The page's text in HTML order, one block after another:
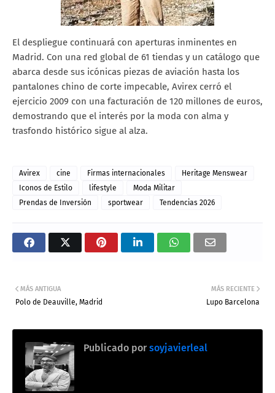
El despliegue continuará con aperturas inminentes en
Madrid. Con una red global de 61 tiendas y un catálogo que
abarca desde sus icónicas piezas de aviación hasta los
pantalones chino de corte impecable, Avirex cerró el
ejercicio 2009 con una facturación de 120 millones de euros,
demostrando que el interés por la moda con alma y
trasfondo histórico sigue al alza.
Avirex cine Firmas internacionales
Heritage Menswear
Iconos de Estilo
lifestyle
Moda Militar
Prendas de Inversión
sportwear Tendencias 2026
MÁS RECIENTE
Lupo Barcelona
MÁS ANTIGUA
Polo de Deauville, Madrid
Publicado por soyjavierleal